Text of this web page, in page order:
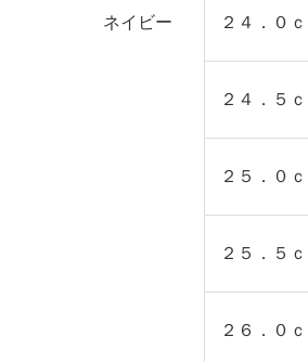
ネイビー ２４．０
２４．５
２５．０
２５．５
２６．０